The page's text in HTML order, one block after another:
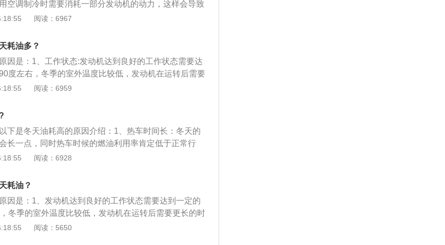
油和齿轮油等传动机构润滑油流动性变差：温度越低车
粘稠，发动机运行阻力加大势必会额外浪费更多的发动
间变长，油耗相应变大。
空调制冷时需要消耗一部分发动机的动力，这样会导致
用空调，但是在制热时不需要发动机带动压缩机运行，
油耗升高。在冬季刚启动发动机时建议不要打开空调，
钟后再打开空调。
阅读：6967
耗油多？
因是：1、工作状态:发动机达到良好的工作状态需要达
度左右，冬季的室外温度比较低，发动机在运转后需要
燃烧:汽车的行驶离不开汽油的燃烧，汽油中多少会夹
标等问题。3、冬天热车主要目的:让机油达到正常的工
其作用。正确的热车方式不是原地怠速，而是让发动机
。
阅读：6959
下是冬天油耗高的原因介绍：1、热车时间长：冬天的
长一点，同时热车时候的燃油利用率肯定低于正常行
的因素，并不是主要原因。2、冷启动耗油更多：冬天
多的能量，也就需要更多的燃油燃烧。3、发动机需要
机有个正常的工作温度85℃~105℃，如果温度低，就会
，所以冬天做一些增加车内通风的动作(比如开窗)都容
阅读：6928
耗油？
因是：1、发动机达到良好的工作状态需要达到一定的
冬季的室外温度比较低，发动机在运转后需要更长的时
不开汽油的燃烧，汽油中多少会夹杂着些许杂质，长
阅读：5650